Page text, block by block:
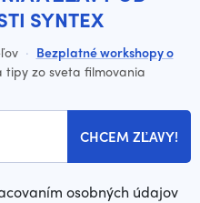
SYNTEX
· Bezplatné workshopy o
tipy zo sveta filmovania
CHCEM ZĽAVY!
osobných údajov